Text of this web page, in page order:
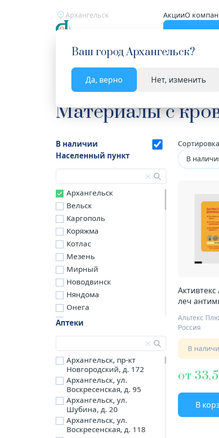
Архангельск АкцииО
Ваш городАрхангельск?
Да, верно Нет, изменить
Главная Каталог Медицинские изделия
Материалы с
В наличии
Населенный пункт
Архангельск
Вельск
Каргополь
Коряжма
Котлас
Мезень
Мирный
Новодвинск
Няндома
Онега
Северодвинск
д. Бережная
д. Петариха
д. Согра
п. Березник
п. Боброво
п. Вычегодский
п. Двинской,
Аптеки
Архангельск, пр-кт
Новгородский, д. 172
Архангельск, ул.
Воскресенская, д. 95
Архангельск, ул.
Шубина, д. 20
Архангельск, ул.
Воскресенская, д. 118
В
леч
Альтекс
Россия
В
от 33,5
В